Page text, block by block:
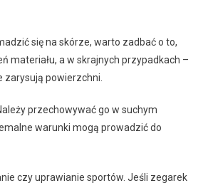
się na skórze, warto zadbać o to,
materiału, a w skrajnych przypadkach –
zarysują powierzchni.
przechowywać go w suchym
warunki mogą prowadzić do
czy uprawianie sportów. Jeśli zegarek